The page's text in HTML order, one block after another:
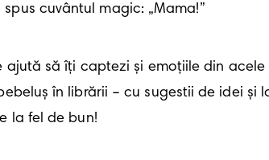
cuvântul magic: „Mama!”
ajută să îți captezi și emoțiile din
în librării – cu sugestii de idei
la fel de bun!